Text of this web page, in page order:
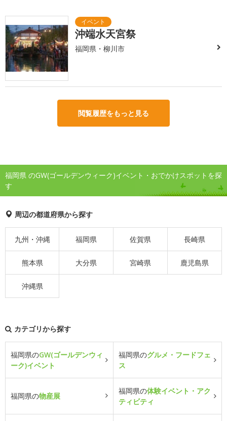
沖端水天宮祭
福岡県・柳川市
閲覧履歴をもっと見る
福岡県 のGW(ゴールデンウィーク)イベント・おでかけスポットを探
す
周辺の都道府県から探す
九州・沖縄 福岡県 佐賀県 長崎県
熊本県 大分県 宮崎県 鹿児島県
沖縄県
カテゴリから探す
福岡県のGW(ゴールデンウィ
ーク)イベント
福岡県のグルメ・フードフェ
ス
福岡県の物産展
福岡県の体験イベント・アク
ティビティ